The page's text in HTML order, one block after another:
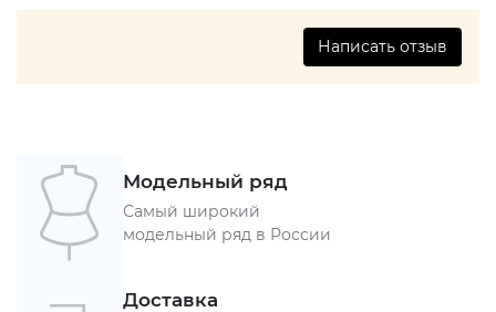
Написать отзыв
Модельный ряд
Самый широкий
модельный ряд в России
Доставка